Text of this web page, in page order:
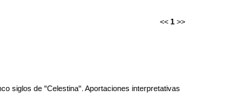
<< 1 >>
siglos de "Celestina". Aportaciones interpretativas